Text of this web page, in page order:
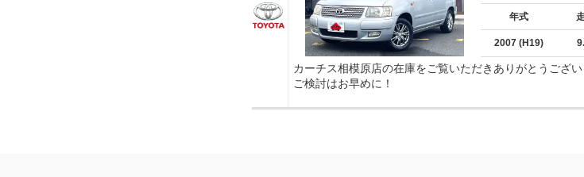
年式
2007 (H19)
カーチス相模原店の在庫をご覧いただきありがとうござ
ご検討はお早めに！